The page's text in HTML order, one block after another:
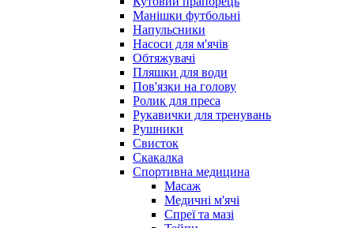
Манішки футбольні
Напульсники
Насоси для м'ячів
Обтяжувачі
Пляшки для води
Пов'язки на голову
Ролик для преса
Рукавички для тренувань
Рушники
Свисток
Скакалка
Спортивна медицина
Масаж
Медичні м'ячі
Спреї та мазі